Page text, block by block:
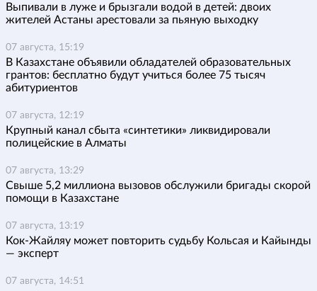
Выпивали в луже и брызгали водой в детей: двоих
жителей Астаны арестовали за пьяную выходку
07 августа, 15:19
В Казахстане объявили обладателей образовательных
грантов: бесплатно будут учиться более 75 тысяч
абитуриентов
07 августа, 12:19
Крупный канал сбыта «синтетики» ликвидировали
полицейские в Алматы
07 августа, 13:29
Свыше 5,2 миллиона вызовов обслужили бригады скорой
помощи в Казахстане
07 августа, 13:19
Кок-Жайляу может повторить судьбу Кольсая и Кайынды
— эксперт
07 августа, 14:51